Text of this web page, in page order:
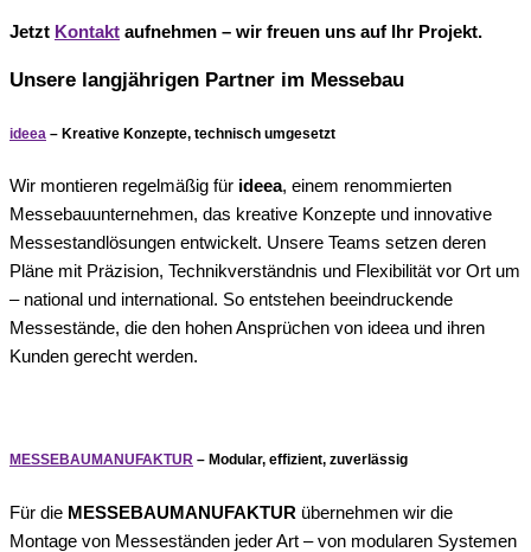
Jetzt Kontakt aufnehmen – wir freuen uns auf Ihr Projekt.
Unsere langjährigen Partner im Messebau
ideea – Kreative Konzepte, technisch umgesetzt
Wir montieren regelmäßig für ideea, einem renommierten
Messebauunternehmen, das kreative Konzepte und innovative
Messestandlösungen entwickelt. Unsere Teams setzen deren
Pläne mit Präzision, Technikverständnis und Flexibilität vor Ort um
– national und international. So entstehen beeindruckende
Messestände, die den hohen Ansprüchen von ideea und ihren
Kunden gerecht werden.
MESSEBAUMANUFAKTUR – Modular, effizient, zuverlässig
Für die MESSEBAUMANUFAKTUR übernehmen wir die
Montage von Messeständen jeder Art – von modularen Systemen